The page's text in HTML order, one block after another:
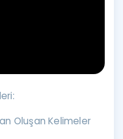
Oluşan Kelimeler